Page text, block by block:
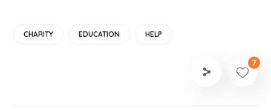
CHARITY EDUCATION HELP
7